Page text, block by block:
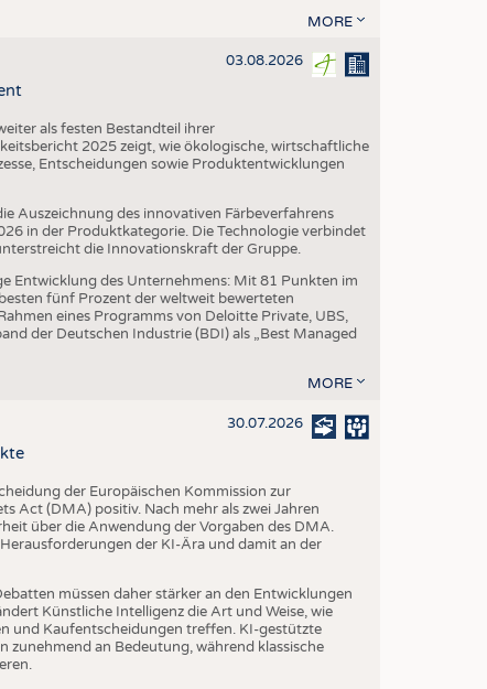
MORE
03.08.2026
als festen Bestandteil ihrer
2025 zeigt, wie ökologische, wirtschaftliche
Entscheidungen sowie Produktentwicklungen
Auszeichnung des innovativen Färbeverfahrens
in der Produktkategorie. Die Technologie verbindet
die Innovationskraft der Gruppe.
Entwicklung des Unternehmens: Mit 81 Punkten im
fünf Prozent der weltweit bewerteten
eines Programms von Deloitte Private, UBS,
der Deutschen Industrie (BDI) als „Best Managed
MORE
30.07.2026
der Europäischen Kommission zur
Act (DMA) positiv. Nach mehr als zwei Jahren
über die Anwendung der Vorgaben des DMA.
der KI-Ära und damit an der
müssen daher stärker an den Entwicklungen
Künstliche Intelligenz die Art und Weise, wie
und Kaufentscheidungen treffen. KI-gestützte
an Bedeutung, während klassische